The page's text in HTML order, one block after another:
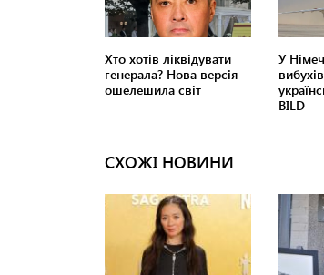
СХОЖІ НОВИНИ